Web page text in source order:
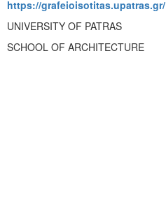
https://grafeioisotitas.upatras.gr/
UNIVERSITY OF PATRAS
SCHOOL OF ARCHITECTURE